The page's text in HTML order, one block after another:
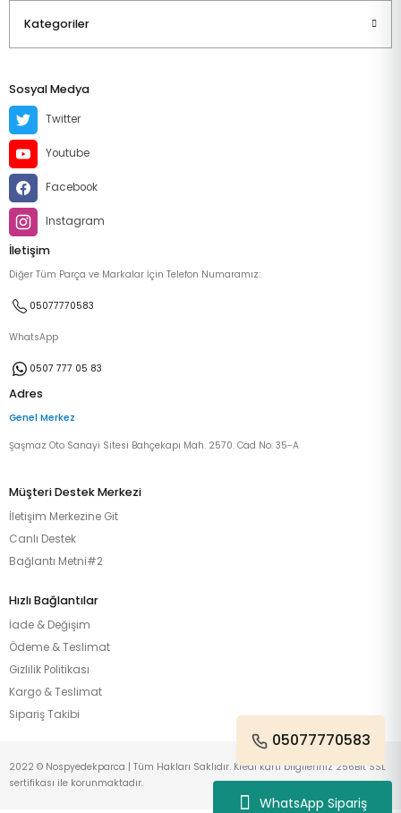
WhatsApp Sipariş
Kategoriler
Sosyal Medya
Twitter
Youtube
Facebook
Instagram
İletişim
Diğer Tüm Parça ve Markalar İçin Telefon Numaramız:
05077770583
WhatsApp
0507 777 05 83
Adres
Genel Merkez
Şaşmaz Oto Sanayi Sitesi Bahçekapı Mah. 2570. Cad No: 35-A
Müşteri Destek Merkezi
İletişim Merkezine Git
Canlı Destek
Bağlantı Metni#2
Hızlı Bağlantılar
İade & Değişim
Ödeme & Teslimat
Gizlilik Politikası
Kargo & Teslimat
Sipariş Takibi
05077770583
2022 © Nospyedekparca | Tüm Hakları Saklıdır. Kredi kartı bilgileriniz 256Bit SSL
sertifikası ile korunmaktadır.